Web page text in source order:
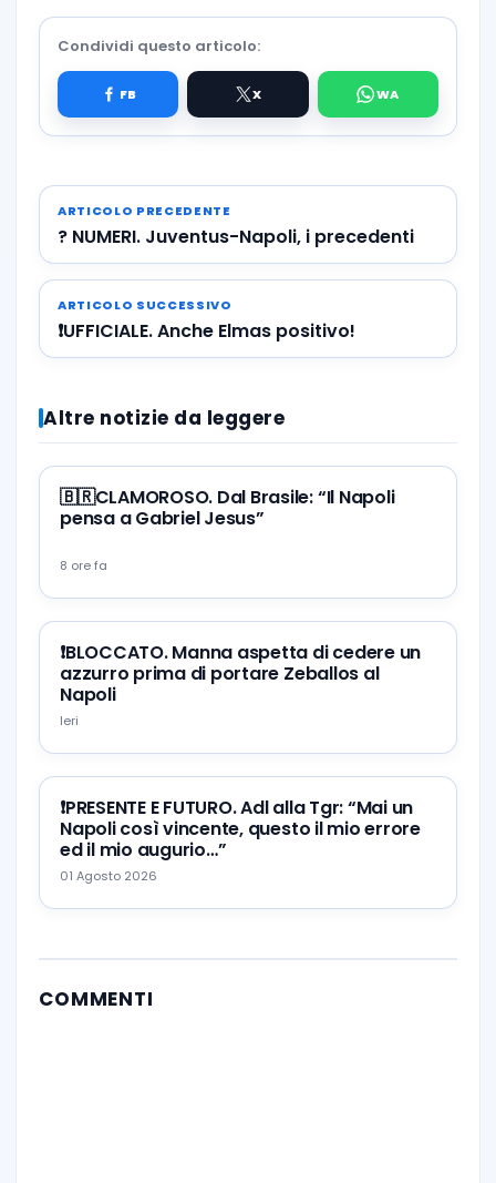
Condividi questo articolo:
ARTICOLO PRECEDENTE
? NUMERI. Juventus-Napoli, i precedenti
ARTICOLO SUCCESSIVO
❗UFFICIALE. Anche Elmas positivo!
Altre notizie da leggere
🇧🇷CLAMOROSO. Dal Brasile: “Il Napoli
pensa a Gabriel Jesus”
8 ore fa
❗️BLOCCATO. Manna aspetta di cedere un
azzurro prima di portare Zeballos al
Napoli
Ieri
❗️PRESENTE E FUTURO. Adl alla Tgr: “Mai un
Napoli così vincente, questo il mio errore
ed il mio augurio…”
01 Agosto 2026
COMMENTI